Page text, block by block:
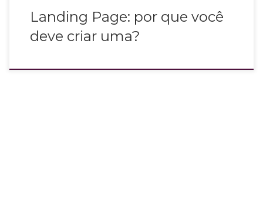
Landing Page: por que você
deve criar uma?